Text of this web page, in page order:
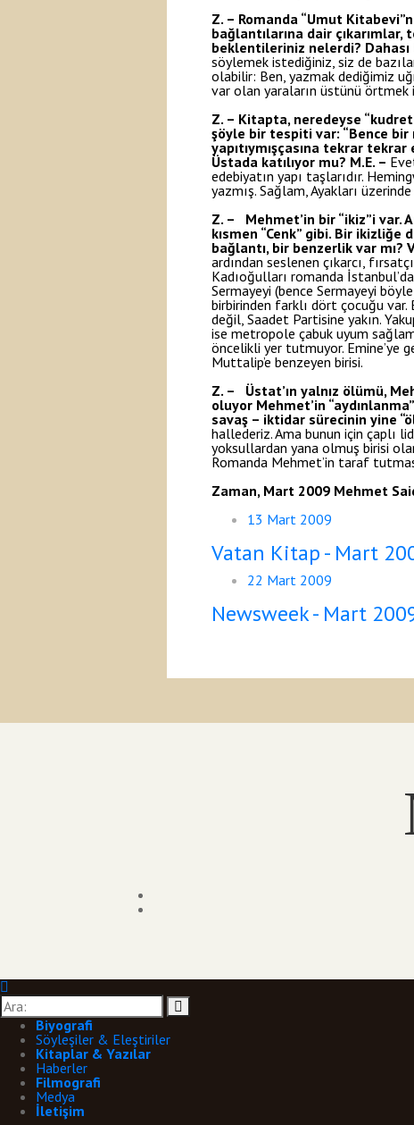
Z. – Romanda “Umut
bağlantılarına dair
beklentileriniz nelerdi? Dahası
söylemek istediğiniz, siz de
olabilir: Ben, yazmak dediğimiz
var olan yaraların üstünü örtmek
Z. – Kitapta, neredeyse
şöyle bir tespiti var: “Bence bir
yapıtıymışçasına tekrar
Üstada katılıyor mu? M.E. –
edebiyatın yapı taşlarıdır.
yazmış. Sağlam, Ayakları
Z. – Mehmet’in bir “ikiz”i var.
kısmen “Cenk” gibi. Bir
bağlantı, bir benzerlik var mı?
ardından seslenen çıkarcı,
Kadıoğulları romanda
Sermayeyi (bence Sermayeyi
birbirinden farklı dört çocuğu var.
değil, Saadet Partisine yakın.
ise metropole çabuk uyum
öncelikli yer tutmuyor. Emine’ye
Muttalip’e benzeyen birisi.
Z. – Üstat’ın yalnız ölümü,
oluyor Mehmet’in
savaş – iktidar sürecinin yine
hallederiz. Ama bunun için çaplı
yoksullardan yana olmuş birisi
Romanda Mehmet’in taraf
Zaman, Mart 2009 Mehmet
13 Mart 2009
Vatan Kitap - Mart
22 Mart 2009
Newsweek - Mart
Biyografi
Söyleşiler & Eleştiriler
Kitaplar & Yazılar
Haberler
Filmografi
Medya
İletişim